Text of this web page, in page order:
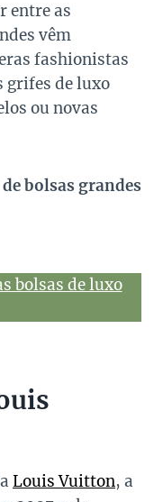
entre as
vêm
fashionistas
grifes de luxo
ou novas
bolsas grandes
bolsas de luxo
Louis Vuitton, a